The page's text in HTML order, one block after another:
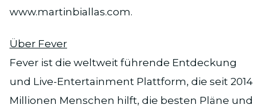
www.martinbiallas.com.
Über Fever
Fever ist die weltweit führende Entdeckung
und Live-Entertainment Plattform, die seit 2014
Millionen Menschen hilft, die besten Pläne und